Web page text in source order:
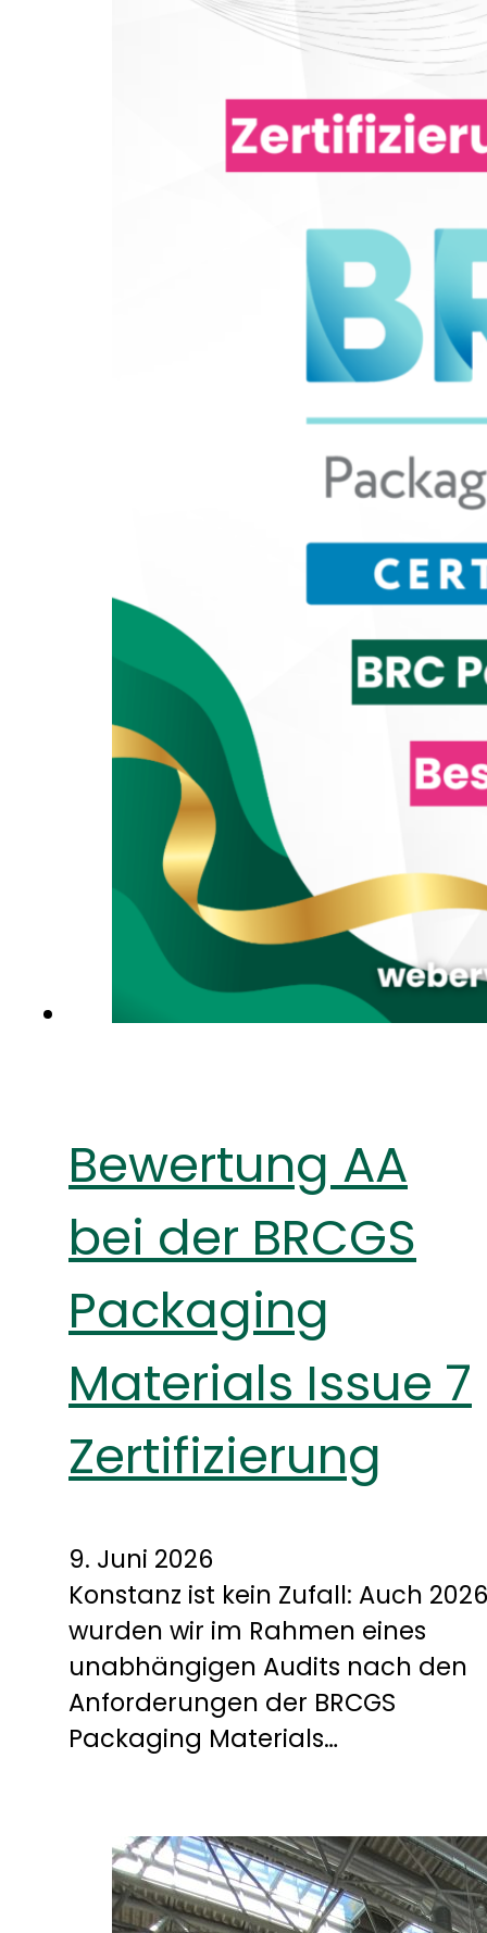
Bewertung AA
bei der BRCGS
Packaging
Materials Issue 7
Zertifizierung
9. Juni 2026
Konstanz ist kein Zufall: Auch 2026
wurden wir im Rahmen eines
unabhängigen Audits nach den
Anforderungen der BRCGS
Packaging Materials…